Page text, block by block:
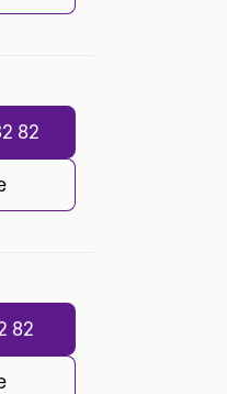
82
82